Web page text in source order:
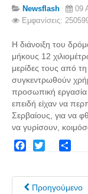
Σέρβου και Δήμος
Σερβαίοι
Σερβαίοι
Σερβαίοι Καλλιτέχνες
Γραφή Πατριωτών/
Σερβαίοι
Σερβαίοι για το
Σύνδεσμος
Newsflash
09
Εμφανίσεις:
Η διάνοιξη του
μήκους 12
μερίδες τους από
συγκεντρωθούν
προσωπική εργασία
επειδή είχαν να
Σερβαίους, για να
να γυρίσουν,
Προηγούμενο